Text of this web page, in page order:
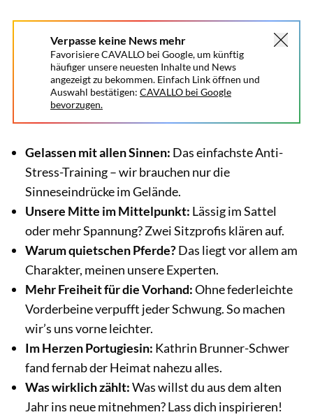
Verpasse keine News mehr
Favorisiere CAVALLO bei Google, um künftig
häufiger unsere neuesten Inhalte und News
angezeigt zu bekommen. Einfach Link öffnen und
Auswahl bestätigen: CAVALLO bei Google
bevorzugen.
Gelassen mit allen Sinnen: Das einfachste Anti-
Stress-Training – wir brauchen nur die
Sinneseindrücke im Gelände.
Unsere Mitte im Mittelpunkt: Lässig im Sattel
oder mehr Spannung? Zwei Sitzprofis klären auf.
Warum quietschen Pferde?Das liegt vor allem am
Charakter, meinen unsere Experten.
Mehr Freiheit für die Vorhand:Ohne federleichte
Vorderbeine verpufft jeder Schwung. So machen
wir’s uns vorne leichter.
Im Herzen Portugiesin: Kathrin Brunner-Schwer
fand fernab der Heimat nahezu alles.
Was wirklich zählt:Was willst du aus dem alten
Jahr ins neue mitnehmen? Lass dich inspirieren!